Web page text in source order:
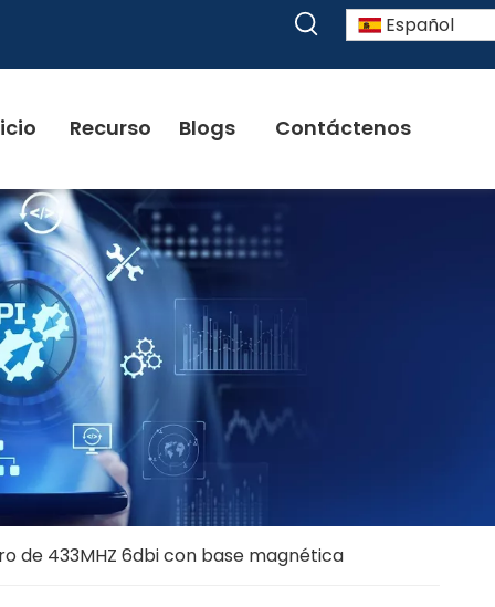
Español
Recurso Blogs Contáctenos
de 433MHZ 6dbi con base magnética